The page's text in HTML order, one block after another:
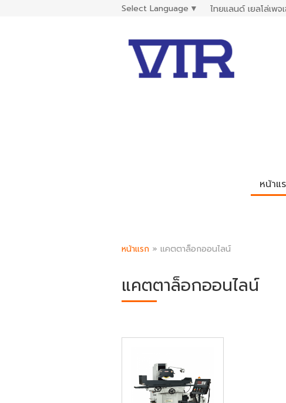
Select Language ▼ ไทยแลนด์ เยลโล่เพจ
หน้าแ
หน้าแรก » แคตตาล็อกออนไลน์
แคตตาล็อกออนไลน์